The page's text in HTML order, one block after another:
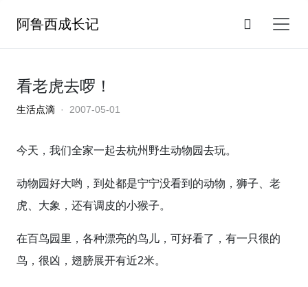
阿鲁西成长记
看老虎去啰！
生活点滴 · 2007-05-01
今天，我们全家一起去杭州野生动物园去玩。
动物园好大哟，到处都是宁宁没看到的动物，狮子、老
虎、大象，还有调皮的小猴子。
在百鸟园里，各种漂亮的鸟儿，可好看了，有一只很的
鸟，很凶，翅膀展开有近2米。